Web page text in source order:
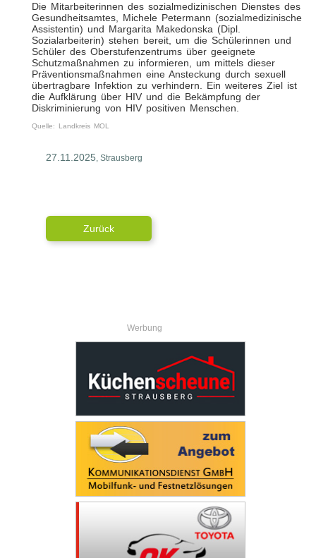
Die Mitarbeiterinnen des sozialmedizinischen Dienstes des
Gesundheitsamtes, Michele Petermann (sozialmedizinische
Assistentin) und Margarita Makedonska (Dipl.
Sozialarbeiterin) stehen bereit, um die Schülerinnen und
Schüler des Oberstufenzentrums über geeignete
Schutzmaßnahmen zu informieren, um mittels dieser
Präventionsmaßnahmen eine Ansteckung durch sexuell
übertragbare Infektion zu verhindern. Ein weiteres Ziel ist
die Aufklärung über HIV und die Bekämpfung der
Diskriminierung von HIV positiven Menschen.
Quelle: Landkreis MOL
27.11.2025, Strausberg
Zurück
Werbung